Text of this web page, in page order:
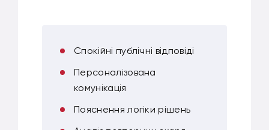
Спокійні публічні відповіді
Персоналізована
комунікація
Пояснення логіки рішень